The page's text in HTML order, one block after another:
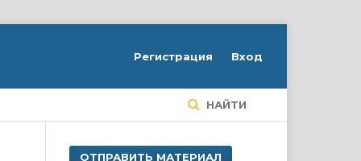
НАЙТИ
Регистрация Вход
ОТПРАВИТЬ МАТЕРИАЛ